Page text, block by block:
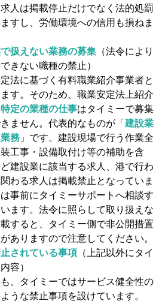
人は掲載停止だけでなく法的処罰
すし、労働環境への信用も損ねま
扱えない業務の募集 （法令により
きない職種の禁止）​
法に基づく有料職業紹介事業者と
す。そのため、職業安定法上紹介
特定の業種の仕事はタイミーで募集
ません。代表的なものが「 建設業
務 」です。建設現場で行う作業全
工事・設備取付け等の補助を含
建設業に該当する求人、港で行わ
わる求人は掲載禁止となっていま
事前にタイミーサポートへ相談す
ます。法令に照らして取り扱えな
すると、タイミー側で非公開措置
ありますので注意してください。
されている事項 （上記以外にタイ
容）
も、タイミーではサービス健全性の
うな禁止事項を設けています​。